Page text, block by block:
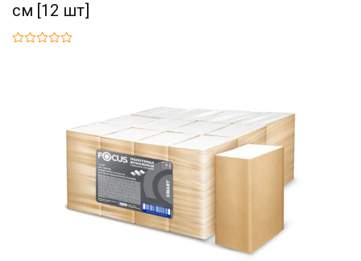
см [12 шт]